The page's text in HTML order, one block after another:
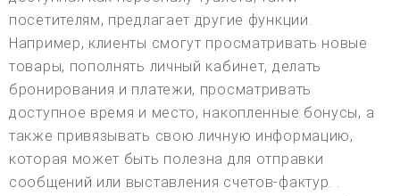
посетителям, предлагает другие функции.
Например, клиенты смогут просматривать новые
товары, пополнять личный кабинет, делать
бронирования и платежи, просматривать
доступное время и место, накопленные бонусы, а
также привязывать свою личную информацию,
которая может быть полезна для отправки
сообщений или выставления счетов-фактур. .